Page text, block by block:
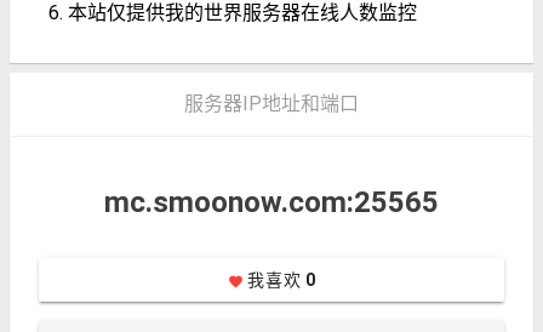
本站仅提供我的世界服务器在线人数监控
服务器IP地址和端口
mc.smoonow.com:25565
favorite 我喜欢 0